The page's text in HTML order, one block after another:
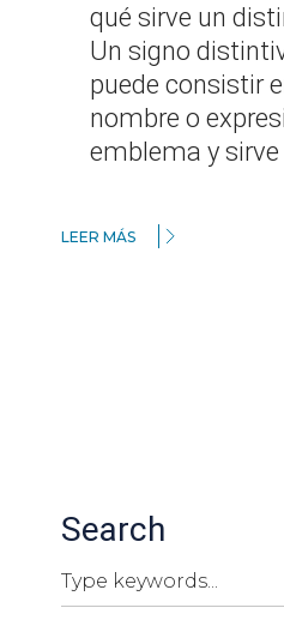
qué sirve un
Un signo
puede consistir
nombre o
emblema y
LEER MÁS
Search
Search